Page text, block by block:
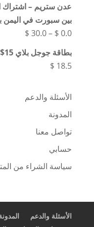
خلال
هو:
$ 50.0.
هو:
$ 45.0.
عدن ستريم – اشتراك
بين سبورت في اليمن
$ 0.0
–
$ 30.0 نطاق
من
⁦$ 30.0⁩
بطاقة جوجل بلاي 15$
$ 18.5
الأسئلة والدعم
المدونة
تواصل معنا
حسابي
سياسة الشراء من
الأسئلة والدعم